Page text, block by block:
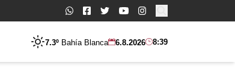
Buscar:
7.3º Bahía Blanca 6.8.2026 8:39